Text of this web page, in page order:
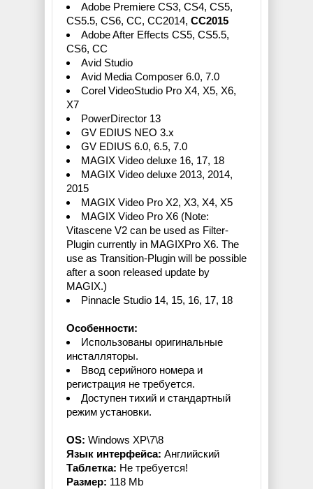
Adobe Premiere CS3, CS4, CS5,
CS5.5, CS6, CC, CC2014, CC2015
Adobe After Effects CS5, CS5.5,
CS6, CC
Avid Studio
Avid Media Composer 6.0, 7.0
Corel VideoStudio Pro X4, X5, X6,
X7
PowerDirector 13
GV EDIUS NEO 3.x
GV EDIUS 6.0, 6.5, 7.0
MAGIX Video deluxe 16, 17, 18
MAGIX Video deluxe 2013, 2014,
2015
MAGIX Video Pro X2, X3, X4, X5
MAGIX Video Pro X6 (Note:
Vitascene V2 can be used as Filter-
Plugin currently in MAGIXPro X6. The
use as Transition-Plugin will be possible
after a soon released update by
MAGIX.)
Pinnacle Studio 14, 15, 16, 17, 18
Особенности:
Использованы оригинальные
инсталляторы.
Ввод серийного номера и
регистрация не требуется.
Доступен тихий и стандартный
режим установки.
OS: Windows XP\7\8
Язык интерфейса: Английский
Таблетка: Не требуется!
Размер: 118 Mb